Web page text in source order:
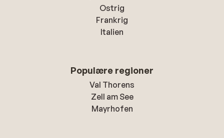
Ostrig
Frankrig
Italien
Populære regioner
Val Thorens
Zell am See
Mayrhofen